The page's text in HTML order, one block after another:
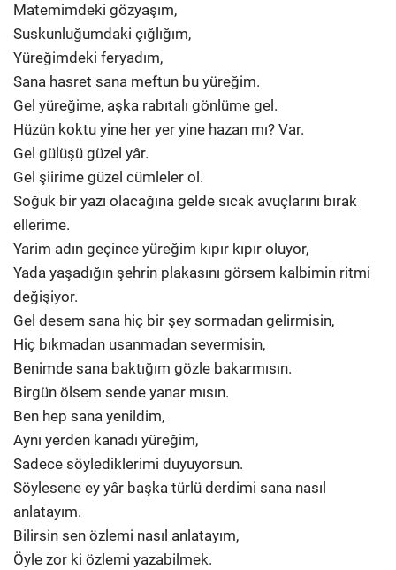
Matemimdeki gözyaşım,
Suskunluğumdaki çığlığım,
Yüreğimdeki feryadım,
Sana hasret sana meftun bu yüreğim.
Gel yüreğime, aşka rabıtalı gönlüme gel.
Hüzün koktu yine her yer yine hazan mı? Var.
Gel gülüşü güzel yâr.
Gel şiirime güzel cümleler ol.
Soğuk bir yazı olacağına gelde sıcak avuçlarını bırak
ellerime.
Yarim adın geçince yüreğim kıpır kıpır oluyor,
Yada yaşadığın şehrin plakasını görsem kalbimin ritmi
değişiyor.
Gel desem sana hiç bir şey sormadan gelirmisin,
Hiç bıkmadan usanmadan severmisin,
Benimde sana baktığım gözle bakarmısın.
Birgün ölsem sende yanar mısın.
Ben hep sana yenildim,
Aynı yerden kanadı yüreğim,
Sadece söylediklerimi duyuyorsun.
Söylesene ey yâr başka türlü derdimi sana nasıl
anlatayım.
Bilirsin sen özlemi nasıl anlatayım,
Öyle zor ki özlemi yazabilmek.